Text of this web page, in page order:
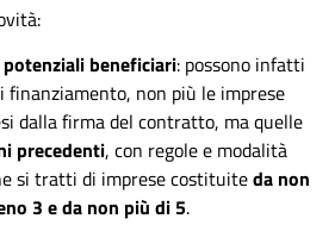
beneficiari: possono infatti
finanziamento, non più le imprese
dalla firma del contratto, ma quelle
precedenti, con regole e modalità
si tratti di imprese costituiteda non
3 e da non più di 5.